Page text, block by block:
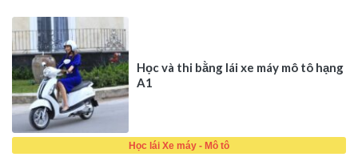
Học và thi bằng lái xe máy mô tô hạng
A1
Học lái Xe máy - Mô tô